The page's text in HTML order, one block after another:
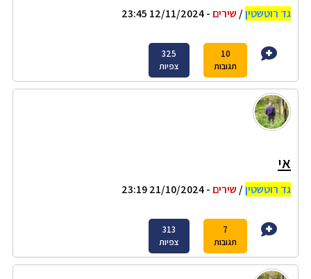
גד רוטשטין/ שירים - 12/11/2024 23:45
10
תגובות
325
צפיות
אי
גד רוטשטין/ שירים - 21/10/2024 23:19
7
תגובות
313
צפיות